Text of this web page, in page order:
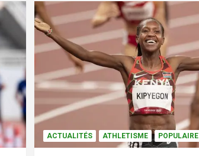
ACTUALITÉS ATHLETISME POPULAIRE